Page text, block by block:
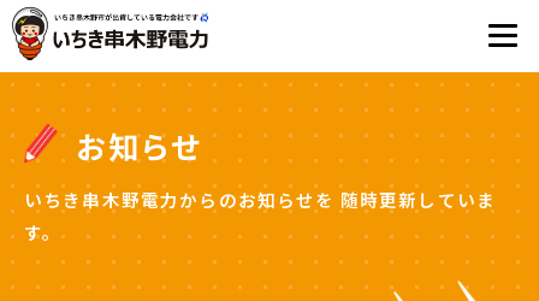
お知らせ
いちき串木野電力からのお知らせを 随時更新していま
す。